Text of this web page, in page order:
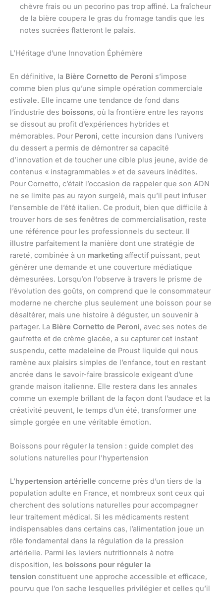
chèvre frais ou un pecorino pas trop affiné. La fraîcheur
de la bière coupera le gras du fromage tandis que les
notes sucrées flatteront le palais.
L’Héritage d’une Innovation Éphémère
En définitive, la Bière Cornetto de Peroni s’impose
comme bien plus qu’une simple opération commerciale
estivale. Elle incarne une tendance de fond dans
l’industrie des boissons, où la frontière entre les rayons
se dissout au profit d’expériences hybrides et
mémorables. Pour Peroni, cette incursion dans l’univers
du dessert a permis de démontrer sa capacité
d’innovation et de toucher une cible plus jeune, avide de
contenus « instagrammables » et de saveurs inédites.
Pour Cornetto, c’était l’occasion de rappeler que son ADN
ne se limite pas au rayon surgelé, mais qu’il peut infuser
l’ensemble de l’été italien. Ce produit, bien que difficile à
trouver hors de ses fenêtres de commercialisation, reste
une référence pour les professionnels du secteur. Il
illustre parfaitement la manière dont une stratégie de
rareté, combinée à un marketing affectif puissant, peut
générer une demande et une couverture médiatique
démesurées. Lorsqu’on l’observe à travers le prisme de
l’évolution des goûts, on comprend que le consommateur
moderne ne cherche plus seulement une boisson pour se
désaltérer, mais une histoire à déguster, un souvenir à
partager. La Bière Cornetto de Peroni, avec ses notes de
gaufrette et de crème glacée, a su capturer cet instant
suspendu, cette madeleine de Proust liquide qui nous
ramène aux plaisirs simples de l’enfance, tout en restant
ancrée dans le savoir-faire brassicole exigeant d’une
grande maison italienne. Elle restera dans les annales
comme un exemple brillant de la façon dont l’audace et la
créativité peuvent, le temps d’un été, transformer une
simple gorgée en une véritable émotion.
Boissons pour réguler la tension : guide complet des
solutions naturelles pour l’hypertension
L’hypertension artérielle concerne près d’un tiers de la
population adulte en France, et nombreux sont ceux qui
cherchent des solutions naturelles pour accompagner
leur traitement médical. Si les médicaments restent
indispensables dans certains cas, l’alimentation joue un
rôle fondamental dans la régulation de la pression
artérielle. Parmi les leviers nutritionnels à notre
disposition, les boissons pour réguler la
tension constituent une approche accessible et efficace,
pourvu que l’on sache lesquelles privilégier et celles qu’il